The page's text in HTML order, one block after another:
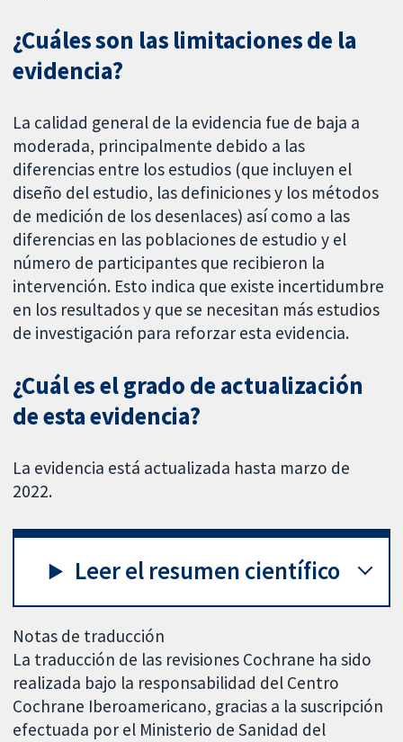
¿Cuáles son las limitaciones de la
evidencia?
La calidad general de la evidencia fue de baja a
moderada, principalmente debido a las
diferencias entre los estudios (que incluyen el
diseño del estudio, las definiciones y los métodos
de medición de los desenlaces) así como a las
diferencias en las poblaciones de estudio y el
número de participantes que recibieron la
intervención. Esto indica que existe incertidumbre
en los resultados y que se necesitan más estudios
de investigación para reforzar esta evidencia.
¿Cuál es el grado de actualización
de esta evidencia?
La evidencia está actualizada hasta marzo de
2022.
Leer el resumen científico
Notas de traducción
La traducción de las revisiones Cochrane ha sido
realizada bajo la responsabilidad del Centro
Cochrane Iberoamericano, gracias a la suscripción
efectuada por el Ministerio de Sanidad del